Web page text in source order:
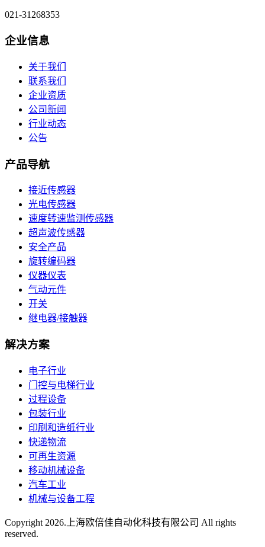
021-31268353
企业信息
关于我们
联系我们
企业资质
公司新闻
行业动态
公告
产品导航
接近传感器
光电传感器
速度转速监测传感器
超声波传感器
安全产品
旋转编码器
仪器仪表
气动元件
开关
继电器/接触器
解决方案
电子行业
门控与电梯行业
过程设备
包装行业
印刷和造纸行业
快递物流
可再生资源
移动机械设备
汽车工业
机械与设备工程
Copyright 2026.上海欧倍佳自动化科技有限公司 All rights
reserved.